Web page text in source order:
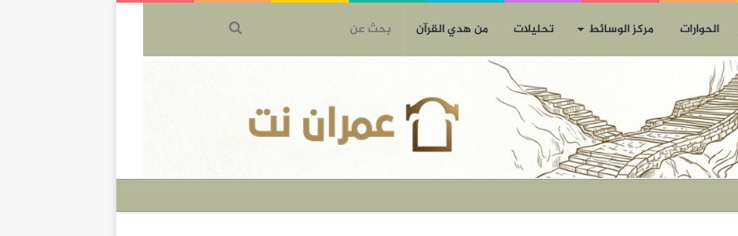
الحوارات مركز الوسائط تحليلات من هدي القرآن